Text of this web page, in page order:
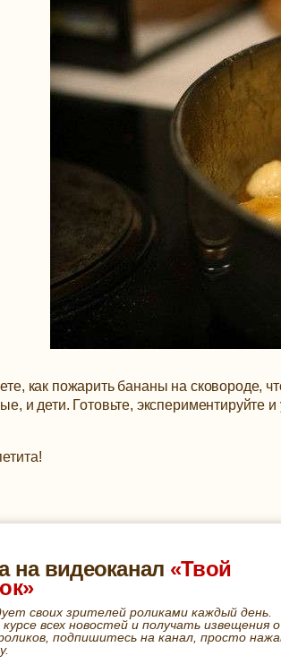
как пожарить бананы на сковороде,
и дети. Готовьте, экспериментируйте
на видеоканал «Твой
своих зрителей роликами каждый день.
всех новостей и получать извещения о
подпишитесь на канал, просто